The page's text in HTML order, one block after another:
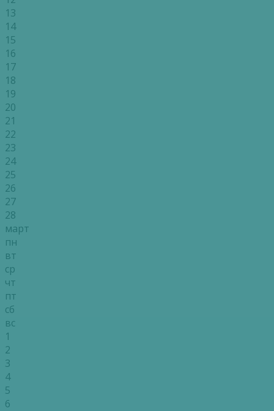
13
14
15
16
17
18
19
20
21
22
23
24
25
26
27
28
март
пн
вт
ср
чт
пт
сб
вс
1
2
3
4
5
6